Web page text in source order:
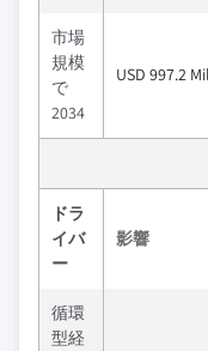
市場
規模
で
2034
USD 997.2
ドラ
イバ
ー
影響
循環
型経